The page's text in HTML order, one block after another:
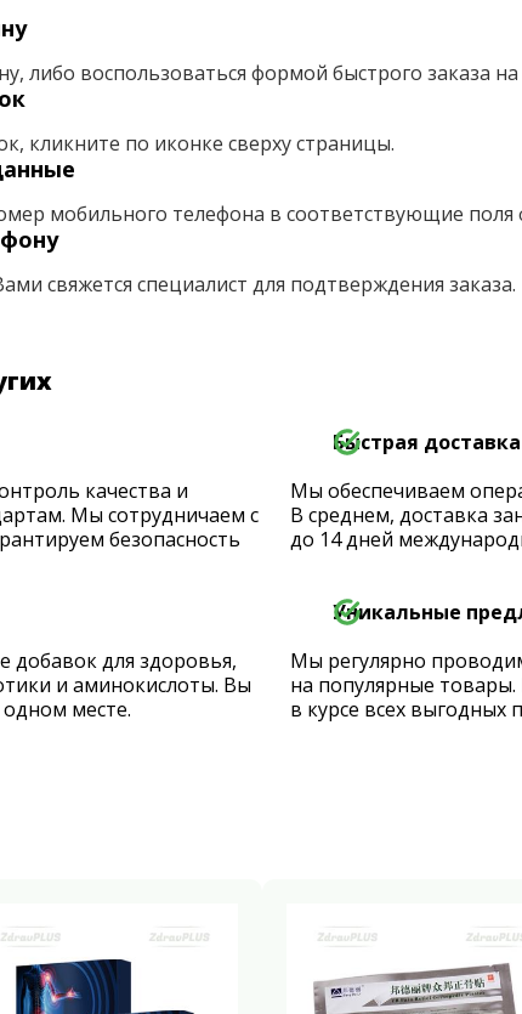
либо воспользоваться формой быстрого заказа на
кликните по иконке сверху страницы.
мобильного телефона в соответствующие
свяжется специалист для подтверждения заказа.
качества и
Мы сотрудничаем с
безопасность
Быстрая доставка
Мы обеспечиваем
В среднем, доставка
до 14 дней
добавок для здоровья,
и аминокислоты. Вы
месте.
Уникальные
Мы регулярно
на популярные
в курсе всех выгодных